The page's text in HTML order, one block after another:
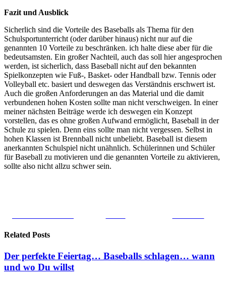
Fazit und Ausblick
Sicherlich sind die Vorteile des Baseballs als Thema für den
Schulsportunterricht (oder darüber hinaus) nicht nur auf die
genannten 10 Vorteile zu beschränken. ich halte diese aber für die
bedeutsamsten. Ein großer Nachteil, auch das soll hier angesprochen
werden, ist sicherlich, dass Baseball nicht auf den bekannten
Spielkonzepten wie Fuß-, Basket- oder Handball bzw. Tennis oder
Volleyball etc. basiert und deswegen das Verständnis erschwert ist.
Auch die großen Anforderungen an das Material und die damit
verbundenen hohen Kosten sollte man nicht verschweigen. In einer
meiner nächsten Beiträge werde ich deswegen ein Konzept
vorstellen, das es ohne großen Aufwand ermöglicht, Baseball in der
Schule zu spielen. Denn eins sollte man nicht vergessen. Selbst in
hohen Klassen ist Brennball nicht unbeliebt. Baseball ist diesem
anerkannten Schulspiel nicht unähnlich. Schülerinnen und Schüler
für Baseball zu motivieren und die genannten Vorteile zu aktivieren,
sollte also nicht allzu schwer sein.
Related Posts
Der perfekte Feiertag… Baseballs schlagen… wann
und wo Du willst